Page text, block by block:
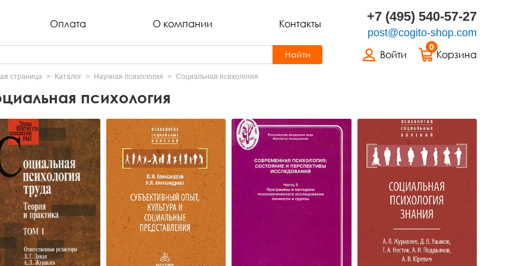
Оплата О компании Контакты +7 (495) 540-57-27
post@cogito-shop.com
Войти
0
Корзина
Найти
страница Каталог Научная психология Социальная психология
психология